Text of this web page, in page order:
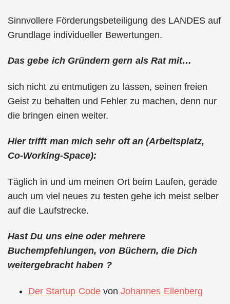
Sinnvollere Förderungsbeteiligung des LANDES auf
Grundlage individueller Bewertungen.
Das gebe ich Gründern gern als Rat mit…
sich nicht zu entmutigen zu lassen, seinen freien
Geist zu behalten und Fehler zu machen, denn nur
die bringen einen weiter.
Hier trifft man mich sehr oft an (Arbeitsplatz,
Co-Working-Space):
Täglich in und um meinen Ort beim Laufen, gerade
auch um viel neues zu testen gehe ich meist selber
auf die Laufstrecke.
Hast Du uns eine oder mehrere
Buchempfehlungen, von Büchern, die Dich
weitergebracht haben ?
Der Startup CodevonJohannes Ellenberg